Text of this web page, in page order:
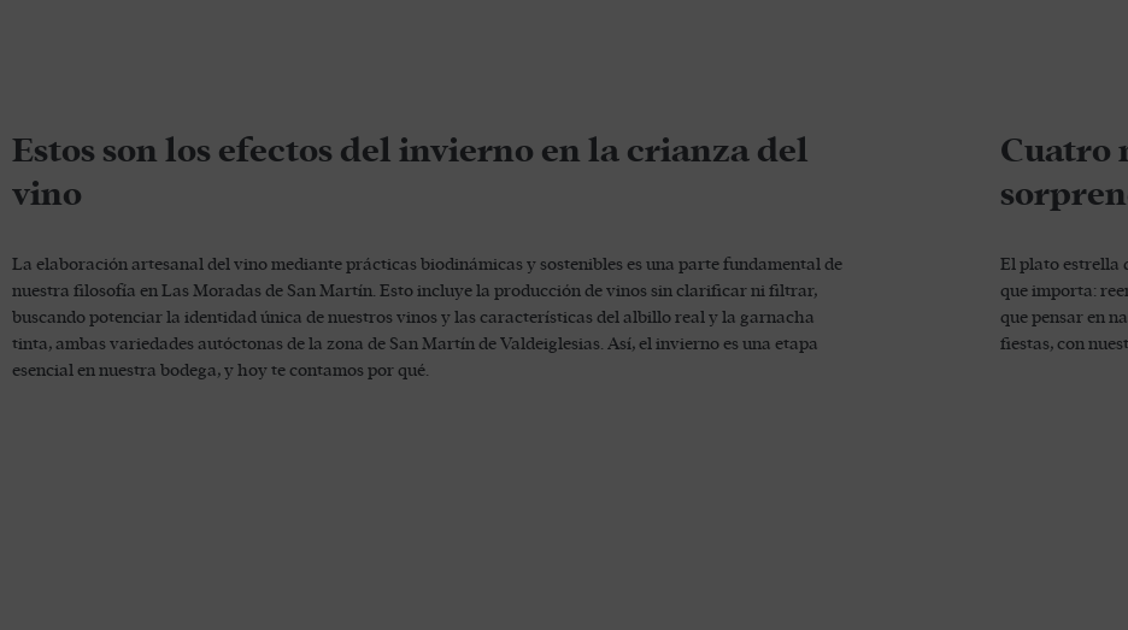
Estos son los efectos del invierno en la crianza del
vino
La elaboración artesanal del vino mediante prácticas biodinámicas y sostenibles es una parte fundamental de
nuestra filosofía en Las Moradas de San Martín. Esto incluye la producción de vinos sin clarificar ni filtrar,
buscando potenciar la identidad única de nuestros vinos y las características del albillo real y la garnacha
tinta, ambas variedades autóctonas de la zona de San Martín de Valdeiglesias. Así, el invierno es una etapa
esencial en nuestra bodega, y hoy te contamos por qué.
Cuatro
El plato estrella
que importa:
que pensar en
fiestas, con